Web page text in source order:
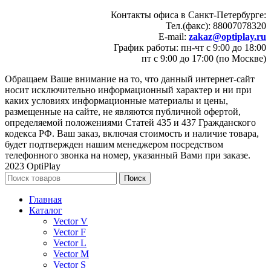
Контакты офиса в Санкт-Петербурге:
Тел.(факс): 88007078320
E-mail: zakaz@optiplay.ru
График работы: пн-чт с 9:00 до 18:00
пт с 9:00 до 17:00 (по Москве)
Обращаем Ваше внимание на то, что данный интернет-сайт
носит исключительно информационный характер и ни при
каких условиях информационные материалы и цены,
размещенные на сайте, не являются публичной офертой,
определяемой положениями Статей 435 и 437 Гражданского
кодекса РФ. Ваш заказ, включая стоимость и наличие товара,
будет подтвержден нашим менеджером посредством
телефонного звонка на номер, указанный Вами при заказе.
2023 OptiPlay
Поиск
Главная
Каталог
Vector V
Vector F
Vector L
Vector M
Vector S